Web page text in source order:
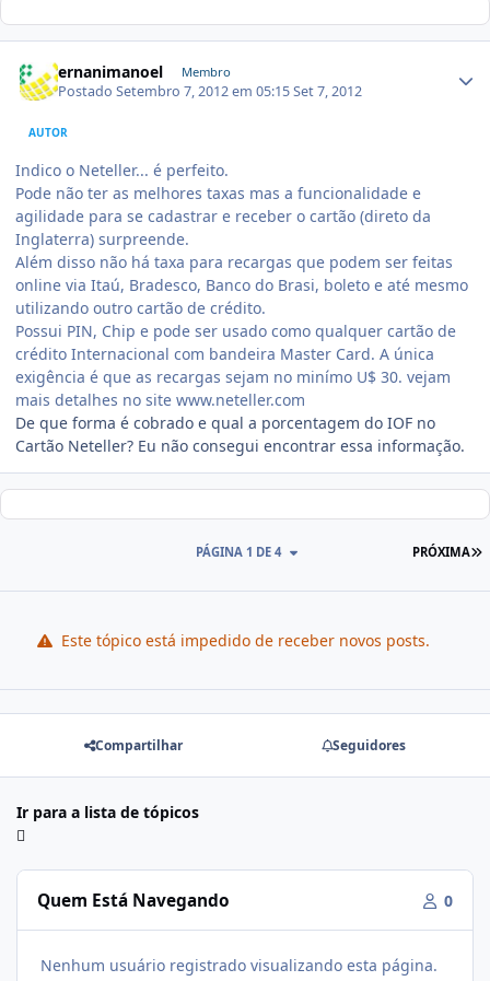
ernanimanoel Membro
PostadoSetembro 7, 2012 em 05:15Set 7, 2012
AUTOR
Indico o Neteller... é perfeito.
Pode não ter as melhores taxas mas a funcionalidade e
agilidade para se cadastrar e receber o cartão (direto da
Inglaterra) surpreende.
Além disso não há taxa para recargas que podem ser feitas
online via Itaú, Bradesco, Banco do Brasi, boleto e até mesmo
utilizando outro cartão de crédito.
Possui PIN, Chip e pode ser usado como qualquer cartão de
crédito Internacional com bandeira Master Card. A única
exigência é que as recargas sejam no minímo U$ 30. vejam
mais detalhes no site www.neteller.com
De que forma é cobrado e qual a porcentagem do IOF no
Cartão Neteller? Eu não consegui encontrar essa informação.
PRÓXIMA
PÁGINA 1 DE 4
Este tópico está impedido de receber novos posts.
Compartilhar Seguidores
Ir para a lista de tópicos
Quem Está Navegando 0
Nenhum usuário registrado visualizando esta página.